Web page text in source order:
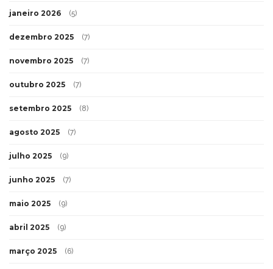
janeiro 2026 (5)
dezembro 2025 (7)
novembro 2025 (7)
outubro 2025 (7)
setembro 2025 (8)
agosto 2025 (7)
julho 2025 (9)
junho 2025 (7)
maio 2025 (9)
abril 2025 (9)
março 2025 (6)